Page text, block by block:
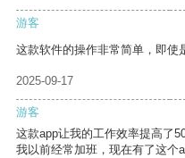
游客
这款软件的操作非常简单，即使
2025-09-17
游客
这款app让我的工作效率提高了
我以前经常加班，现在有了这个